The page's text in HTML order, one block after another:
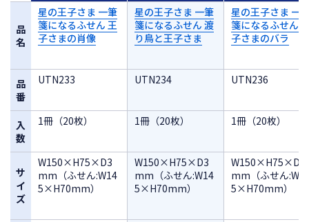
品
名
品
番
入
数
サ
イ
ズ
星の王子さま 一筆
箋になるふせん 王
子さまの肖像
UTN233
1冊（20枚）
W150×H75×D3
mm（ふせん:W14
5×H70mm）
星の王子さま 一筆
箋になるふせん 渡
り鳥と王子さま
UTN234
1冊（20枚）
W150×H75×D3
mm（ふせん:W14
5×H70mm）
星の王子さま 一
箋になるふせん
子さまのバラ
UTN236
1冊（20枚）
W150×H75×D3
mm（ふせん
5×H70mm）